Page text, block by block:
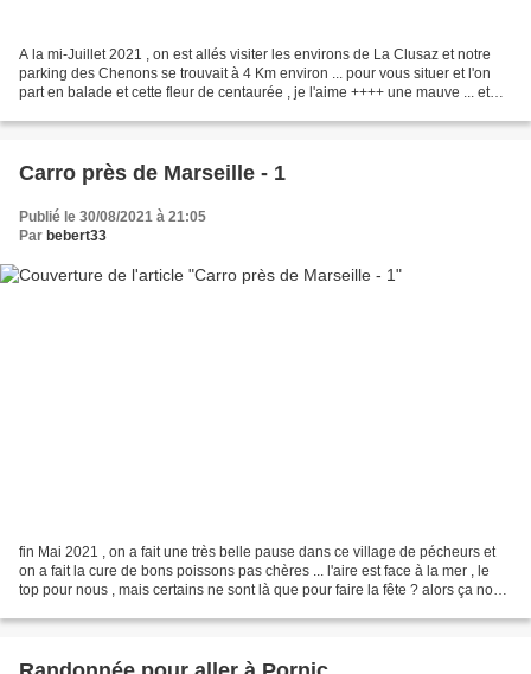
A la mi-Juillet 2021 , on est allés visiter les environs de La Clusaz et notre
parking des Chenons se trouvait à 4 Km environ ... pour vous situer et l'on
part en balade et cette fleur de centaurée , je l'aime ++++ une mauve ... et
Carro près de Marseille - 1
Publié le 30/08/2021 à 21:05
Par bebert33
fin Mai 2021 , on a fait une très belle pause dans ce village de pécheurs et
on a fait la cure de bons poissons pas chères ... l'aire est face à la mer , le
top pour nous , mais certains ne sont là que pour faire la fête ? alors ça nous